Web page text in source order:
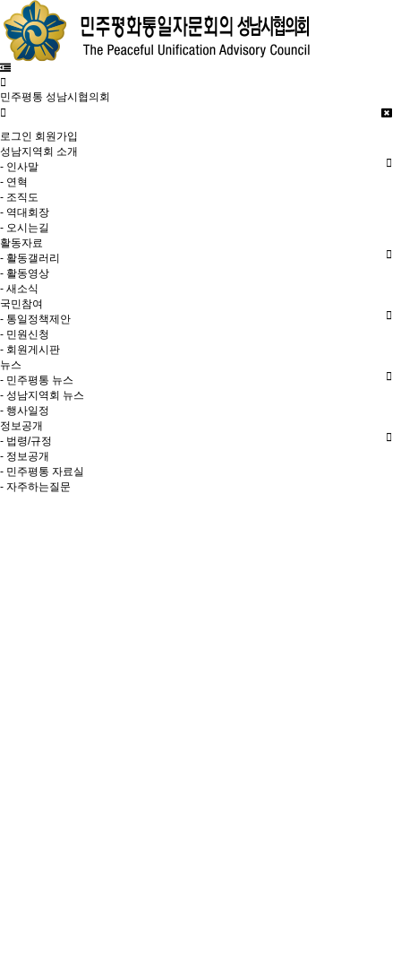
민주평통 성남시협의회
로그인 회원가입
성남지역회 소개
- 인사말
- 연혁
- 조직도
- 역대회장
- 오시는길
활동자료
- 활동갤러리
- 활동영상
- 새소식
국민참여
- 통일정책제안
- 민원신청
- 회원게시판
뉴스
- 민주평통 뉴스
- 성남지역회 뉴스
- 행사일정
정보공개
- 법령/규정
- 정보공개
- 민주평통 자료실
- 자주하는질문